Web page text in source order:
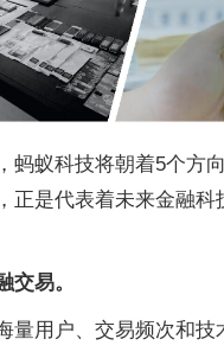
蚂蚁科技将朝着5个方
正是代表着未来金融科
交易。
量用户、交易频次和技